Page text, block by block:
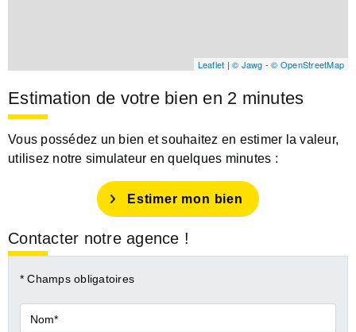
Leaflet | © Jawg -© OpenStreetMap
Estimation de votre bien en 2 minutes
Vous possédez un bien et souhaitez en estimer la valeur,
utilisez notre simulateur en quelques minutes :
Estimer mon bien
Contacter notre agence !
* Champs obligatoires
Nom*